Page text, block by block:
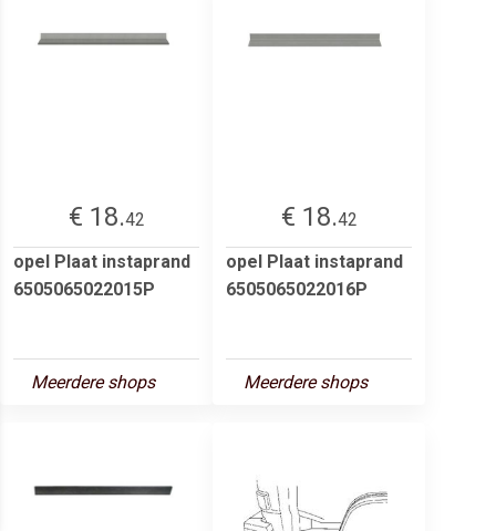
€ 18.42
opel Plaat instaprand
6505065022015P
Meerdere shops
€ 18.42
opel Plaat instaprand
6505065022016P
Meerdere shops